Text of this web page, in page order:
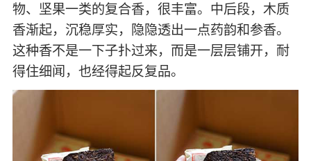
物、坚果一类的复合香，很丰富。中后段，木质
香渐起，沉稳厚实，隐隐透出一点药韵和参香。
这种香不是一下子扑过来，而是一层层铺开，耐
得住细闻，也经得起反复品。